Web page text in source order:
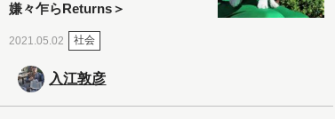
嫌々乍らReturns＞
2021.05.02 社会
入江敦彦